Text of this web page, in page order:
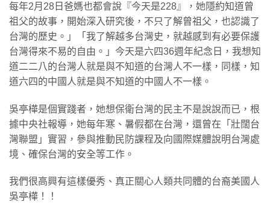
每年2月28日爸媽也都會說『今天是228』，她隱約知道曾
祖父的故事，開始深入研究後，不只了解曾祖父，也認識了
台灣的歷史。」「我了解越多台灣史，就越感到有必要保護
台灣得來不易的自由。」今天是六四36週年紀念日，我想知
道二二八的台灣人就是與不知道的台灣人不一樣，同樣，知
道六四的中國人就是與不知道的中國人不一樣。
吳亭樺是個實踐者，她想保衛台灣的民主不是說說而已，根
據中央社報導，她每年寒、暑假都在台灣，還曾在「壯闊台
灣聯盟」實習，參與推動民防課程及向國際媒體說明台灣處
境、確保台灣的安全等工作。
我們很高興有這樣優秀、真正關心人類共同體的台裔美國人
吳亭樺！！